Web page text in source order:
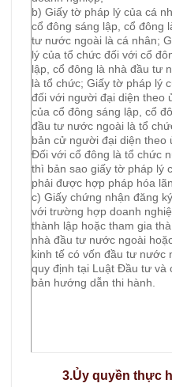
b) Giấy tờ pháp lý của cá
cổ đông sáng lập, cổ đông
tư nước ngoài là cá nhân;
lý của tổ chức đối với cổ
lập, cổ đông là nhà đầu tư
là tổ chức; Giấy tờ pháp lý
đối với người đại diện theo
của cổ đông sáng lập, cổ
đầu tư nước ngoài là tổ
bản cử người đại diện theo
Đối với cổ đông là tổ chức
thì bản sao giấy tờ pháp lý
phải được hợp pháp hóa
c) Giấy chứng nhận đăng
với trường hợp doanh
thành lập hoặc tham gia
nhà đầu tư nước ngoài
kinh tế có vốn đầu tư nước
quy định tại Luật Đầu tư và
bản hướng dẫn thi hành.
3.Ủy quyền thực